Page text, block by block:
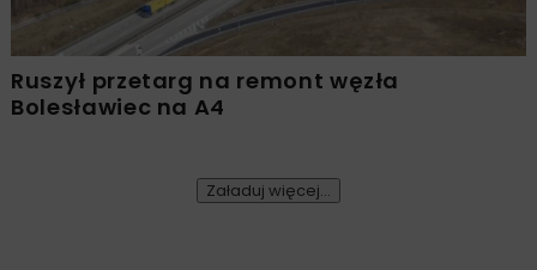
Ruszył przetarg na remont węzła
Bolesławiec na A4
Załaduj więcej...